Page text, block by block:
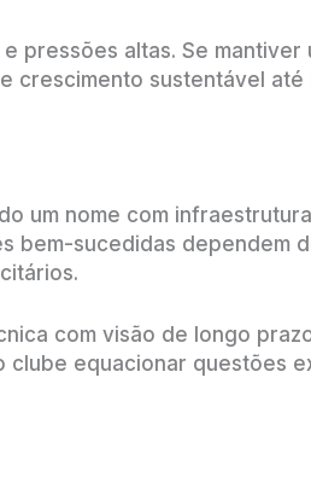
pressões altas. Se
crescimento sustentável até
um nome com
bem-sucedidas dependem
com visão de longo
equacionar questões